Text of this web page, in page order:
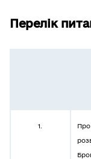
Перелік
1.